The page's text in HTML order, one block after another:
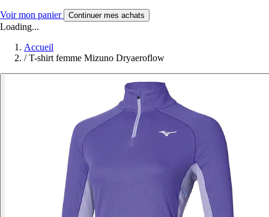
Voir mon panier Continuer mes achats
Loading...
Accueil
/ T-shirt femme Mizuno Dryaeroflow